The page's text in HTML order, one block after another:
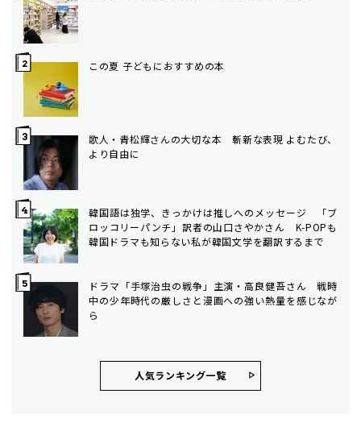
この夏 子どもにおすすめの本
歌人・青松輝さんの大切な本 斬新な表現 よむたび、
より自由に
韓国語は独学、きっかけは推しへのメッセージ 「ブ
ロッコリーパンチ」訳者の山口さやかさん K-POPも
韓国ドラマも知らない私が韓国文学を翻訳するまで
ドラマ「手塚治虫の戦争」主演・高良健吾さん 戦時
中の少年時代の厳しさと漫画への強い熱量を感じなが
ら
人気ランキング⼀覧